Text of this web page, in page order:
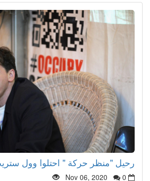
رحيل "منظر حركة " احتلوا وول ستريت
Nov 06, 2020 0